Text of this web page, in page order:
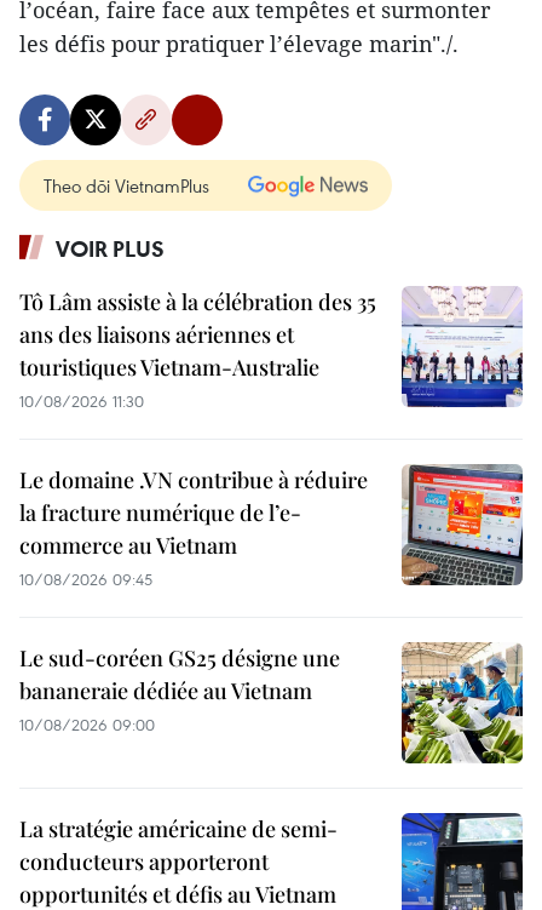
l’océan, faire face aux tempêtes et surmonter
les défis pour pratiquer l’élevage marin"./.
Theo dõi VietnamPlus
VOIR PLUS
Tô Lâm assiste à la célébration des 35
ans des liaisons aériennes et
touristiques Vietnam-Australie
10/08/2026 11:30
Le domaine .VN contribue à réduire
la fracture numérique de l’e-
commerce au Vietnam
10/08/2026 09:45
Le sud-coréen GS25 désigne une
bananeraie dédiée au Vietnam
10/08/2026 09:00
La stratégie américaine de semi-
conducteurs apporteront
opportunités et défis au Vietnam